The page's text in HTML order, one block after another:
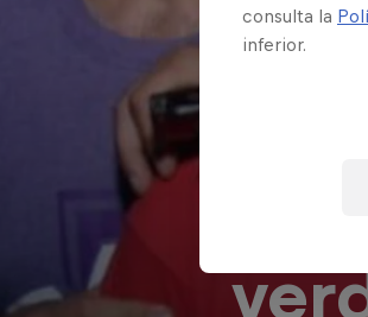
consulta la
inferior.